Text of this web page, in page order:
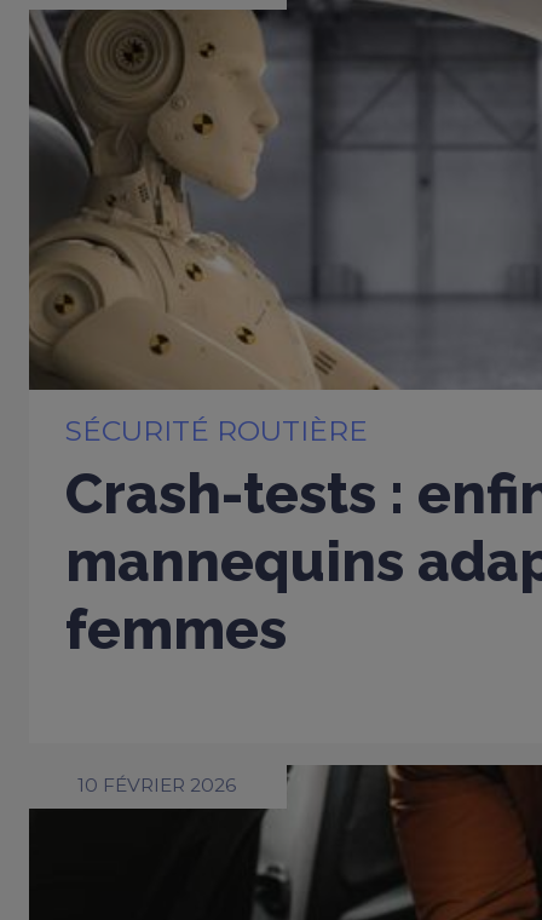
SÉCURITÉ ROUTIÈRE
Crash-tests :
mannequins
femmes
10 FÉVRIER 2026